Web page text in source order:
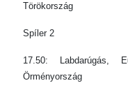
Törökország
Spíler 2
17.50: Labdarúgás,
Örményország